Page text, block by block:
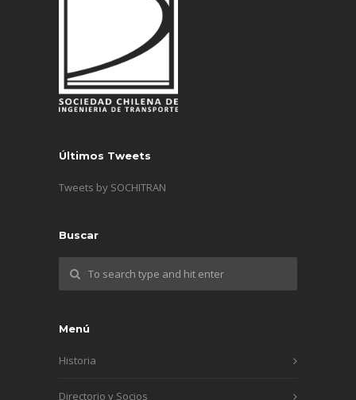
Últimos Tweets
Tweets by SOCHITRAN
Buscar
Menú
Historia
Directorio y Socios